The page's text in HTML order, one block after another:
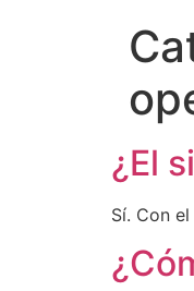
¿El
Sí. Con